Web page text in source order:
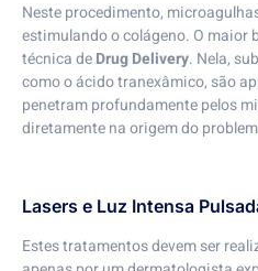
Neste procedimento,
estimulando o colágeno. O maior
técnica deDrug Delivery. Nela,
como o ácido tranexâmico, são
penetram profundamente pelos
diretamente na origem do
Lasers e Luz Intensa
Estes tratamentos devem ser